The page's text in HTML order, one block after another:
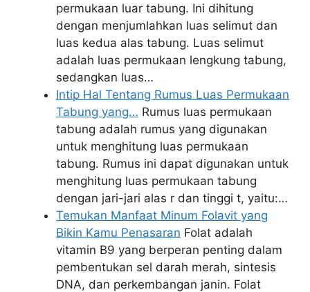
permukaan luar tabung. Ini dihitung
dengan menjumlahkan luas selimut dan
luas kedua alas tabung. Luas selimut
adalah luas permukaan lengkung tabung,
sedangkan luas…
Intip Hal Tentang Rumus Luas Permukaan
Tabung yang… Rumus luas permukaan
tabung adalah rumus yang digunakan
untuk menghitung luas permukaan
tabung. Rumus ini dapat digunakan untuk
menghitung luas permukaan tabung
dengan jari-jari alas r dan tinggi t, yaitu:…
Temukan Manfaat Minum Folavit yang
Bikin Kamu Penasaran Folat adalah
vitamin B9 yang berperan penting dalam
pembentukan sel darah merah, sintesis
DNA, dan perkembangan janin. Folat